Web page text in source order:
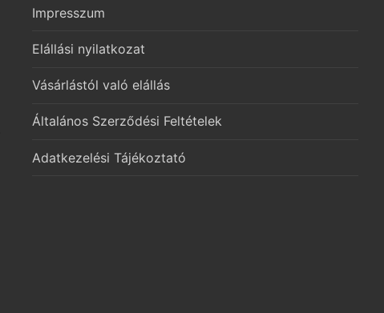
Impresszum
Elállási nyilatkozat
Vásárlástól való elállás
Általános Szerződési Feltételek
Adatkezelési Tájékoztató